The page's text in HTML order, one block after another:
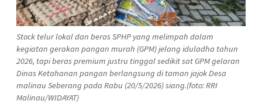
Stock telur lokal dan beras SPHP yang melimpah dalam
kegiatan gerakan pangan murah (GPM) jelang iduladha tahun
2026, tapi beras premium justru tinggal sedikit sat GPM gelaran
Dinas Ketahanan pangan berlangsung di taman jajok Desa
malinau Seberang pada Rabu (20/5/2026) siang.(foto: RRI
Malinau/WIDAYAT)